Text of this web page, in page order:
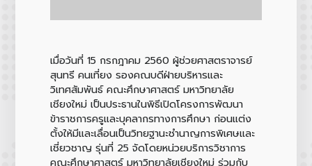
เมื่อวันที่ 15 กรกฎาคม 2560 ผู้ช่วยศาสตราจารย์
สุนทรี คนเที่ยง รองคณบดีฝ่ายบริหารและ
วิเทศสัมพันธ์ คณะศึกษาศาสตร์ มหาวิทยาลัย
เชียงใหม่ เป็นประธานในพิธีเปิดโครงการพัฒนา
ข้าราชการครูและบุคลากรทางการศึกษา ก่อนแต่ง
ตั้งให้มีและเลื่อนเป็นวิทยฐานะชำนาญการพิเศษและ
เชี่ยวชาญ รุ่นที่ 25 จัดโดยหน่วยบริการวิชาการ
คณะศึกษาศาสตร์ มหาวิทยาลัยเชียงใหม่ ร่วมกับ